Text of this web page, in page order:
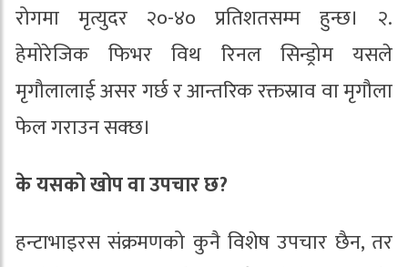
रोगमा मृत्युदर २०-४० प्रतिशतसम्म हुन्छ। २.
हेमोरेजिक फिभर विथ रिनल सिन्ड्रोम यसले
मृगौलालाई असर गर्छ र आन्तरिक रक्तस्राव वा मृगौला
फेल गराउन सक्छ।
के यसको खोप वा उपचार छ?
हन्टाभाइरस संक्रमणको कुनै विशेष उपचार छैन, तर